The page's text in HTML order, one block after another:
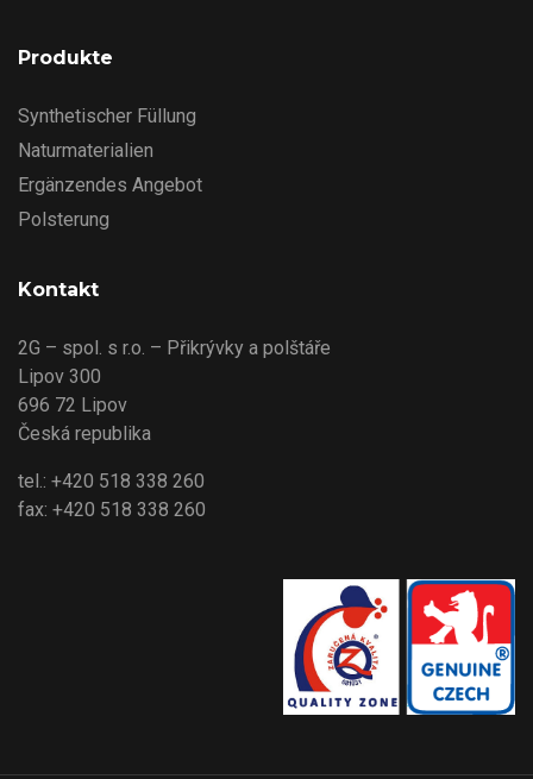
Produkte
Synthetischer Füllung
Naturmaterialien
Ergänzendes Angebot
Polsterung
Kontakt
2G – spol. s r.o. – Přikrývky a polštáře
Lipov 300
696 72 Lipov
Česká republika
tel.: +420 518 338 260
fax: +420 518 338 260